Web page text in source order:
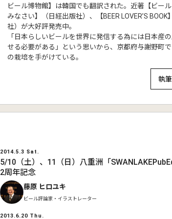
ビール博物館】は韓国でも翻訳された。近著【ビー
みなさい】（日経出版社）、【BEER LOVER’S BOOK
社）が大好評発売中。
「日本らしいビールを世界に発信する為には日本産
せる必要がある」という思いから、京都府与謝野町
の栽培を手がけている。
執
2014.5.3 Sat.
5/10（土）、11（日）八重洲「
2周年記念
藤原 ヒロユキ
ビール評論家・イラストレーター
2013.6.20 Thu.